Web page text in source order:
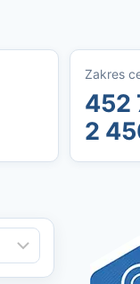
Zakres
452
2